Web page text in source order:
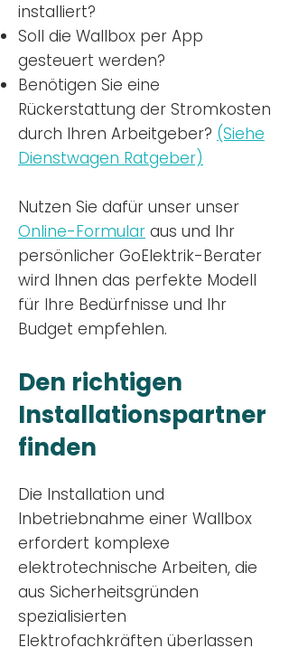
installiert?
Soll die Wallbox per App
gesteuert werden?
Benötigen Sie eine
Rückerstattung der Stromkosten
durch Ihren Arbeitgeber? (Siehe
Dienstwagen Ratgeber)
Nutzen Sie dafür unser unser
Online-Formular aus und Ihr
persönlicher GoElektrik-Berater
wird Ihnen das perfekte Modell
für Ihre Bedürfnisse und Ihr
Budget empfehlen.
Den richtigen
Installationspartner
finden
Die Installation und
Inbetriebnahme einer Wallbox
erfordert komplexe
elektrotechnische Arbeiten, die
aus Sicherheitsgründen
spezialisierten
Elektrofachkräften überlassen